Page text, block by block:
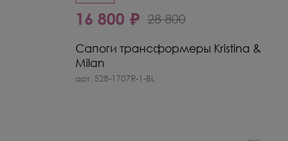
16 800 ₽ 28 800
Сапоги трансформеры Kristina &
Milan
арт. 528-1707R-1-BL